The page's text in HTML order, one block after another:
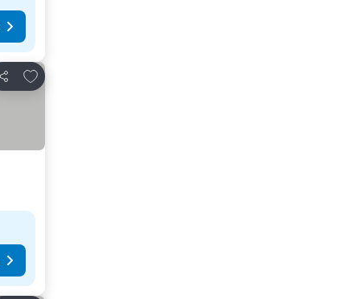
Teilen
Zu Favoriten hinzufügen